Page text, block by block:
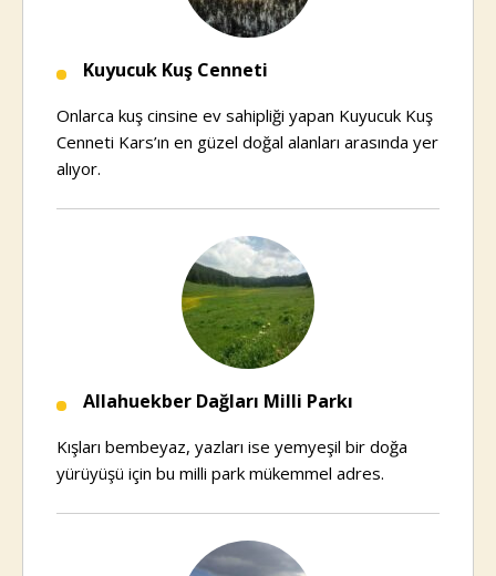
Kuyucuk Kuş Cenneti
Onlarca kuş cinsine ev sahipliği yapan Kuyucuk Kuş
Cenneti Kars’ın en güzel doğal alanları arasında yer
alıyor.
Allahuekber Dağları Milli Parkı
Kışları bembeyaz, yazları ise yemyeşil bir doğa
yürüyüşü için bu milli park mükemmel adres.